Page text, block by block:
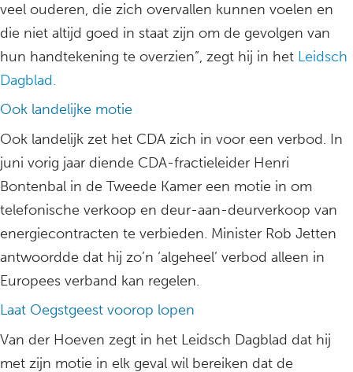
veel ouderen, die zich overvallen kunnen voelen en
die niet altijd goed in staat zijn om de gevolgen van
hun handtekening te overzien”, zegt hij in het Leidsch
Dagblad.
Ook landelijke motie
Ook landelijk zet het CDA zich in voor een verbod. In
juni vorig jaar diende CDA-fractieleider Henri
Bontenbal in de Tweede Kamer een motie in om
telefonische verkoop en deur-aan-deurverkoop van
energiecontracten te verbieden. Minister Rob Jetten
antwoordde dat hij zo’n ‘algeheel’ verbod alleen in
Europees verband kan regelen.
Laat Oegstgeest voorop lopen
Van der Hoeven zegt in het Leidsch Dagblad dat hij
met zijn motie in elk geval wil bereiken dat de